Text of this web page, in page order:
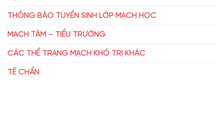
THÔNG BÁO TUYỂN SINH LỚP MẠCH HỌC
MẠCH TÂM – TIỂU TRƯỜNG
CÁC THỂ TRẠNG MẠCH KHÓ TRỊ KHÁC
TỀ CHẨN